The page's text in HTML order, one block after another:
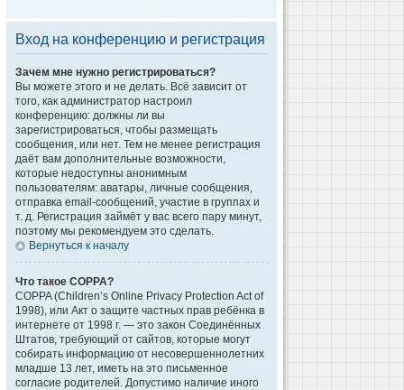
Вход на конференцию и регистрация
Зачем мне нужно регистрироваться?
Вы можете этого и не делать. Всё зависит от
того, как администратор настроил
конференцию: должны ли вы
зарегистрироваться, чтобы размещать
сообщения, или нет. Тем не менее регистрация
даёт вам дополнительные возможности,
которые недоступны анонимным
пользователям: аватары, личные сообщения,
отправка email-сообщений, участие в группах и
т. д. Регистрация займёт у вас всего пару минут,
поэтому мы рекомендуем это сделать.
Вернуться к началу
Что такое COPPA?
COPPA (Children’s Online Privacy Protection Act of
1998), или Акт о защите частных прав ребёнка в
интернете от 1998 г. — это закон Соединённых
Штатов, требующий от сайтов, которые могут
собирать информацию от несовершеннолетних
младше 13 лет, иметь на это письменное
согласие родителей. Допустимо наличие иного